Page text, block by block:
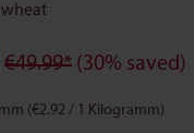
€49.99* (30% saved)
(€2.92 / 1 Kilogramm)